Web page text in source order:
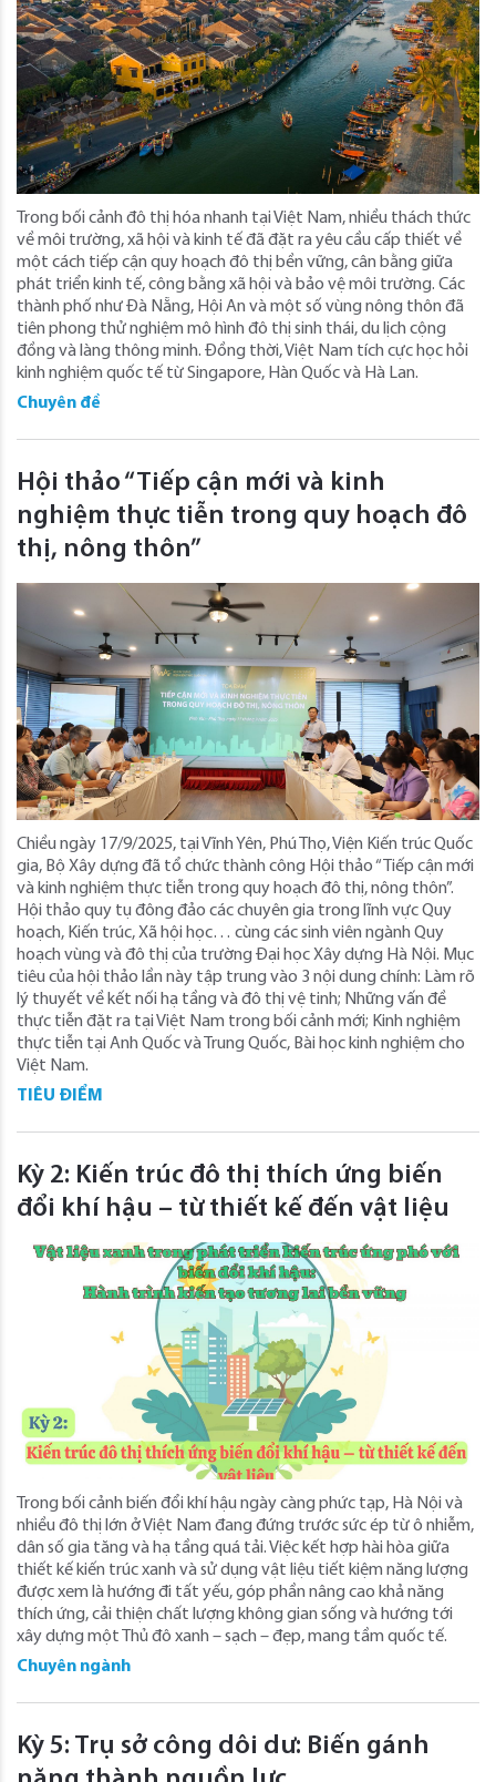
Trong bối cảnh đô thị hóa nhanh tại Việt Nam, nhiều thách thức
về môi trường, xã hội và kinh tế đã đặt ra yêu cầu cấp thiết về
một cách tiếp cận quy hoạch đô thị bền vững, cân bằng giữa
phát triển kinh tế, công bằng xã hội và bảo vệ môi trường. Các
thành phố như Đà Nẵng, Hội An và một số vùng nông thôn đã
tiên phong thử nghiệm mô hình đô thị sinh thái, du lịch cộng
đồng và làng thông minh. Đồng thời, Việt Nam tích cực học hỏi
kinh nghiệm quốc tế từ Singapore, Hàn Quốc và Hà Lan.
Chuyên đề
Hội thảo “Tiếp cận mới và kinh
nghiệm thực tiễn trong quy hoạch đô
thị, nông thôn”
Chiều ngày 17/9/2025, tại Vĩnh Yên, Phú Thọ, Viện Kiến trúc Quốc
gia, Bộ Xây dựng đã tổ chức thành công Hội thảo “Tiếp cận mới
và kinh nghiệm thực tiễn trong quy hoạch đô thị, nông thôn”.
Hội thảo quy tụ đông đảo các chuyên gia trong lĩnh vực Quy
hoạch, Kiến trúc, Xã hội học… cùng các sinh viên ngành Quy
hoạch vùng và đô thị của trường Đại học Xây dựng Hà Nội. Mục
tiêu của hội thảo lần này tập trung vào 3 nội dung chính: Làm rõ
lý thuyết về kết nối hạ tầng và đô thị vệ tinh; Những vấn đề
thực tiễn đặt ra tại Việt Nam trong bối cảnh mới; Kinh nghiệm
thực tiễn tại Anh Quốc và Trung Quốc, Bài học kinh nghiệm cho
Việt Nam.
TIÊU ĐIỂM
Kỳ 2: Kiến trúc đô thị thích ứng biến
đổi khí hậu – từ thiết kế đến vật liệu
Trong bối cảnh biến đổi khí hậu ngày càng phức tạp, Hà Nội và
nhiều đô thị lớn ở Việt Nam đang đứng trước sức ép từ ô nhiễm,
dân số gia tăng và hạ tầng quá tải. Việc kết hợp hài hòa giữa
thiết kế kiến trúc xanh và sử dụng vật liệu tiết kiệm năng lượng
được xem là hướng đi tất yếu, góp phần nâng cao khả năng
thích ứng, cải thiện chất lượng không gian sống và hướng tới
xây dựng một Thủ đô xanh – sạch – đẹp, mang tầm quốc tế.
Chuyên ngành
Kỳ 5: Trụ sở công dôi dư: Biến gánh